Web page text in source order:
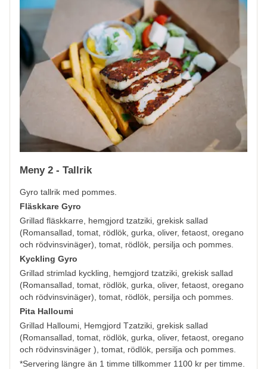
Meny 2 - Tallrik
Gyro tallrik med pommes.
Fläskkare Gyro
Grillad fläskkarre, hemgjord tzatziki, grekisk sallad
(Romansallad, tomat, rödlök, gurka, oliver, fetaost, oregano
och rödvinsvinäger), tomat, rödlök, persilja och pommes.
Kyckling Gyro
Grillad strimlad kyckling, hemgjord tzatziki, grekisk sallad
(Romansallad, tomat, rödlök, gurka, oliver, fetaost, oregano
och rödvinsvinäger), tomat, rödlök, persilja och pommes.
Pita Halloumi
Grillad Halloumi, Hemgjord Tzatziki, grekisk sallad
(Romansallad, tomat, rödlök, gurka, oliver, fetaost, oregano
och rödvinsvinäger ), tomat, rödlök, persilja och pommes.
*Servering längre än 1 timme tillkommer 1100 kr per timme.